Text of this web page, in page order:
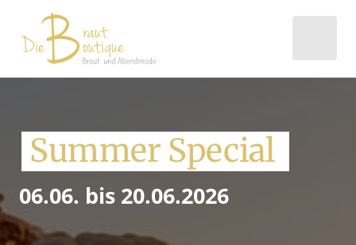
Summer Special
06.06. bis 20.06.2026